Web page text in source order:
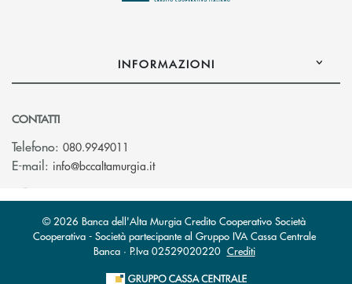
INFORMAZIONI
CONTATTI
Telefono: 080.9949011
E-mail: info@bccaltamurgia.it(si apre l’app di posta elettronica)
© 2026 Banca dell'Alta Murgia Credito Cooperativo Società
Cooperativa - Società partecipante al Gruppo IVA Cassa Centrale
Banca · P.Iva 02529020220 Crediti